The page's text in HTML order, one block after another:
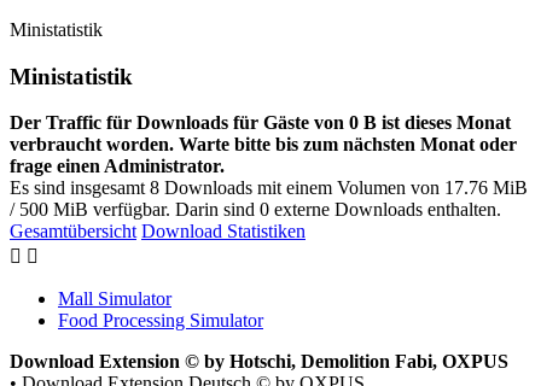
Ministatistik
Ministatistik
Der Traffic für Downloads für Gäste von 0 B ist dieses Monat
verbraucht worden. Warte bitte bis zum nächsten Monat oder
frage einen Administrator.
Es sind insgesamt 8 Downloads mit einem Volumen von 17.76 MiB
/ 500 MiB verfügbar. Darin sind 0 externe Downloads enthalten.
Gesamtübersicht Download Statistiken
Mall Simulator
Food Processing Simulator
Download Extension © by Hotschi, Demolition Fabi, OXPUS